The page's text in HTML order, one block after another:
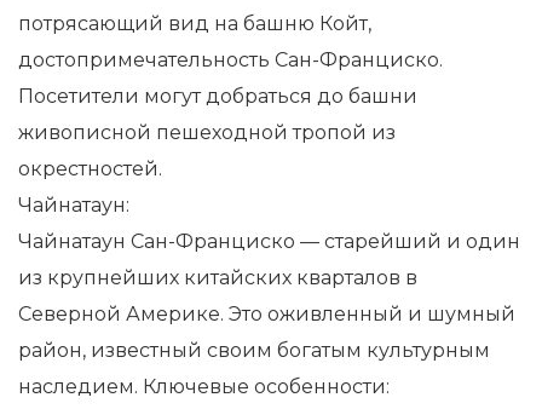
потрясающий вид на башню Койт,
достопримечательность Сан-Франциско.
Посетители могут добраться до башни
живописной пешеходной тропой из
окрестностей.
Чайнатаун:
Чайнатаун ​​Сан-Франциско — старейший и один
из крупнейших китайских кварталов в
Северной Америке. Это оживленный и шумный
район, известный своим богатым культурным
наследием. Ключевые особенности: